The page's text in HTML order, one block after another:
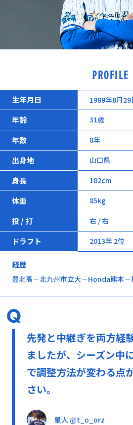
PROFILE
生年月日 1989年8月29
年齢 31歳
年数 8年
出身地 山口県
身長 182cm
体重 85kg
投 / 打 右 / 右
ドラフト 2013年 2位
経歴
豊北高－北九州市立大－Honda熊本－
先発と中継ぎを両方経
ましたが、シーズン中
で調整方法が変わる点
さい。
星人 @t_o_orz